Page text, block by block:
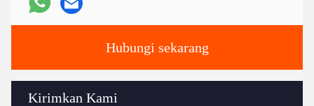
Hubungi sekarang
Kirimkan Kami